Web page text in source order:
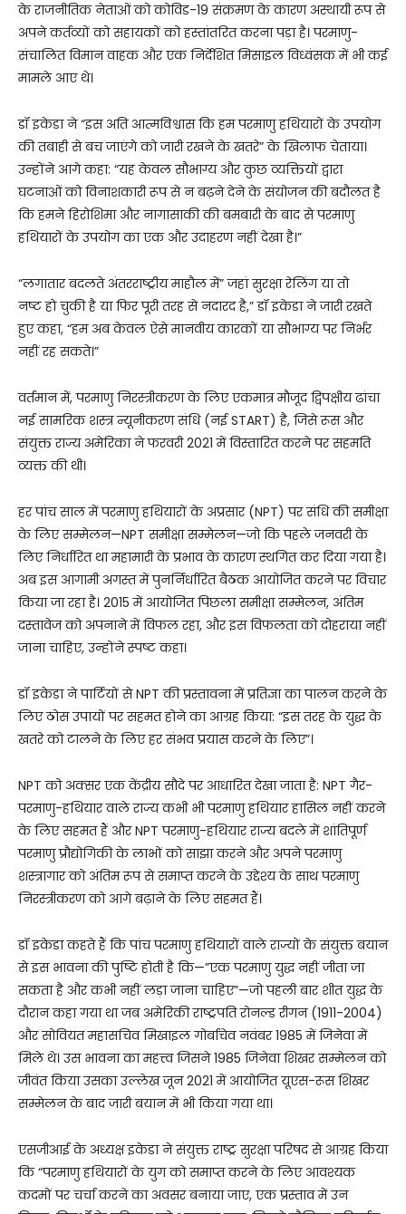
के राजनीतिक नेताओं को कोविड-19 संक्रमण के कारण अस्थायी रूप से
अपने कर्तव्यों को सहायकों को हस्तांतरित करना पड़ा है। परमाणु-
संचालित विमान वाहक और एक निर्देशित मिसाइल विध्वंसक में भी कई
मामले आए थे।
डॉ इकेडा ने “इस अति आत्मविश्वास कि हम परमाणु हथियारों के उपयोग
की तबाही से बच जाएंगे को जारी रखने के खतरे” के खिलाफ चेताया।
उन्होंने आगे कहा: “यह केवल सौभाग्य और कुछ व्यक्तियों द्वारा
घटनाओं को विनाशकारी रूप से न बढ़ने देने के संयोजन की बदौलत है
कि हमने हिरोशिमा और नागासाकी की बमबारी के बाद से परमाणु
हथियारों के उपयोग का एक और उदाहरण नहीं देखा है।”
“लगातार बदलते अंतरराष्ट्रीय माहौल में” जहां सुरक्षा रेलिंग या तो
नष्ट हो चुकी है या फिर पूरी तरह से नदारद है,” डॉ इकेडा ने जारी रखते
हुए कहा, “हम अब केवल ऐसे मानवीय कारकों या सौभाग्य पर निर्भर
नहीं रह सकते।”
वर्तमान में, परमाणु निरस्त्रीकरण के लिए एकमात्र मौजूद द्विपक्षीय ढांचा
नई सामरिक शस्त्र न्यूनीकरण संधि (नई START) है, जिसे रूस और
संयुक्त राज्य अमेरिका ने फरवरी 2021 में विस्तारित करने पर सहमति
व्यक्त की थी।
हर पांच साल में परमाणु हथियारों के अप्रसार (NPT) पर संधि की समीक्षा
के लिए सम्मेलन—NPT समीक्षा सम्मेलन—जो कि पहले जनवरी के
लिए निर्धारित था महामारी के प्रभाव के कारण स्थगित कर दिया गया है।
अब इस आगामी अगस्त में पुनर्निर्धारित बैठक आयोजित करने पर विचार
किया जा रहा है। 2015 में आयोजित पिछला समीक्षा सम्मेलन, अंतिम
दस्तावेज को अपनाने में विफल रहा, और इस विफलता को दोहराया नहीं
जाना चाहिए, उन्होंने स्पष्ट कहा।
डॉ इकेडा ने पार्टियों से NPT की प्रस्तावना में प्रतिज्ञा का पालन करने के
लिए ठोस उपायों पर सहमत होने का आग्रह किया: “इस तरह के युद्ध के
खतरे को टालने के लिए हर संभव प्रयास करने के लिए”।
NPT को अक्सर एक केंद्रीय सौदे पर आधारित देखा जाता है: NPT गैर-
परमाणु-हथियार वाले राज्य कभी भी परमाणु हथियार हासिल नहीं करने
के लिए सहमत हैं और NPT परमाणु-हथियार राज्य बदले में शांतिपूर्ण
परमाणु प्रौद्योगिकी के लाभों को साझा करने और अपने परमाणु
शस्त्रागार को अंतिम रूप से समाप्त करने के उद्देश्य के साथ परमाणु
निरस्त्रीकरण को आगे बढ़ाने के लिए सहमत हैं।
डॉ इकेडा कहते हैं कि पांच परमाणु हथियारों वाले राज्यों के संयुक्त बयान
से इस भावना की पुष्टि होती है कि—”एक परमाणु युद्ध नहीं जीता जा
सकता है और कभी नहीं लड़ा जाना चाहिए”—जो पहली बार शीत युद्ध के
दौरान कहा गया था जब अमेरिकी राष्ट्रपति रोनल्ड रीगन (1911-2004)
और सोवियत महासचिव मिखाइल गोर्बाचेव नवंबर 1985 में जिनेवा में
मिले थे। उस भावना का महत्त्व जिसने 1985 जिनेवा शिखर सम्मेलन को
जीवंत किया उसका उल्लेख जून 2021 में आयोजित यूएस-रूस शिखर
सम्मेलन के बाद जारी बयान में भी किया गया था।
एसजीआई के अध्यक्ष इकेडा ने संयुक्त राष्ट्र सुरक्षा परिषद से आग्रह किया
कि “परमाणु हथियारों के युग को समाप्त करने के लिए आवश्यक
कदमों पर चर्चा करने का अवसर बनाया जाए, एक प्रस्ताव में उन